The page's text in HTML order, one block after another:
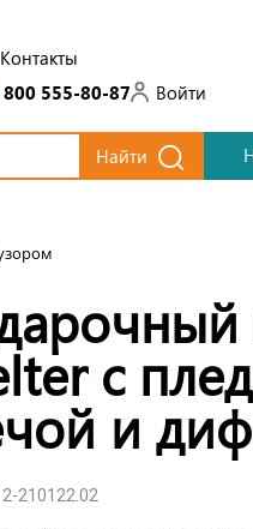
Контакты
800 555-80-87 Войти
Найти
с
и
210122.02